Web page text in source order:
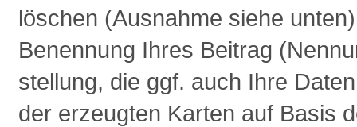
löschen (Ausnahme siehe
Benennung Ihres Beitrag
stellung, die ggf. auch Ihre
der erzeugten Karten auf Basis